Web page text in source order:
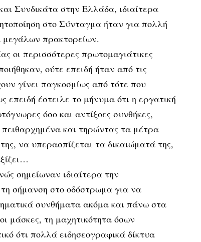
Συνδικάτα στην Ελλάδα, ιδιαίτερα
στο Σύνταγμα ήταν για πολλή
πρακτορείων.
οι περισσότερες πρωτομαγιάτικες
ούτε επειδή ήταν από τις
γίνει παγκοσμίως από τότε που
έστειλε το μήνυμα ότι η εργατική
όσο και αντίξοες συνθήκες,
και τηρώντας τα μέτρα
να υπερασπίζεται τα δικαιώματά της,
σημείωναν ιδιαίτερα την
σήμανση στο οδόστρωμα για να
συνθήματα ακόμα και πάνω στα
μάσκες, τη μαχητικότητα όσων
ότι πολλά ειδησεογραφικά δίκτυα